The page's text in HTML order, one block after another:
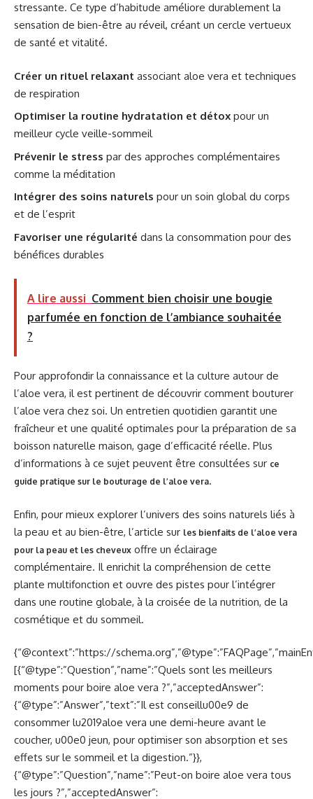
stressante. Ce type d’habitude améliore durablement la
sensation de bien-être au réveil, créant un cercle vertueux
de santé et vitalité.
Créer un rituel relaxant associant aloe vera et techniques
de respiration
Optimiser la routine hydratation et détox pour un
meilleur cycle veille-sommeil
Prévenir le stress par des approches complémentaires
comme la méditation
Intégrer des soins naturels pour un soin global du corps
et de l’esprit
Favoriser une régularité dans la consommation pour des
bénéfices durables
A lire aussi Comment bien choisir une bougie
parfumée en fonction de l’ambiance souhaitée
?
Pour approfondir la connaissance et la culture autour de
l’aloe vera, il est pertinent de découvrir comment bouturer
l’aloe vera chez soi. Un entretien quotidien garantit une
fraîcheur et une qualité optimales pour la préparation de sa
boisson naturelle maison, gage d’efficacité réelle. Plus
d’informations à ce sujet peuvent être consultées sur ce
guide pratique sur le bouturage de l’aloe vera.
Enfin, pour mieux explorer l’univers des soins naturels liés à
la peau et au bien-être, l’article sur les bienfaits de l’aloe vera
pour la peau et les cheveux offre un éclairage
complémentaire. Il enrichit la compréhension de cette
plante multifonction et ouvre des pistes pour l’intégrer
dans une routine globale, à la croisée de la nutrition, de la
cosmétique et du sommeil.
{“@context”:”https://
[{“@type”:”Question”,”name”:”Quels sont les meilleurs
moments pour boire aloe vera ?”,”acceptedAnswer”:
{“@type”:”Answer”,”text”:”Il est conseillu00e9 de
consommer lu2019aloe vera une demi-heure avant le
coucher, u00e0 jeun, pour optimiser son absorption et ses
effets sur le sommeil et la digestion.”}},
{“@type”:”Question”,”name”:”Peut-on boire aloe vera tous
les jours ?”,”acceptedAnswer”: